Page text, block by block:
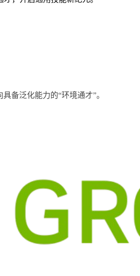
备泛化能力的“环境通才”。